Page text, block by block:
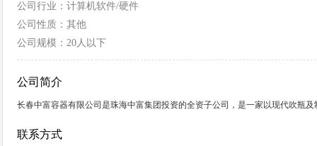
公司行业：计算机软件/硬件
公司性质：其他
公司规模：20人以下
公司简介
长春中富容器有限公司是珠海中富集团投资的全资子公司，是一家以现代吹瓶
联系方式